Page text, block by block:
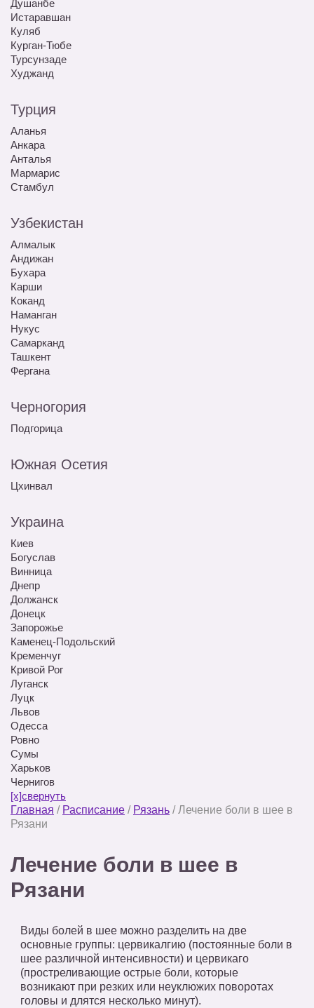
Душанбе
Истаравшан
Куляб
Курган-Тюбе
Турсунзаде
Худжанд
Турция
Аланья
Анкара
Анталья
Мармарис
Стамбул
Узбекистан
Алмалык
Андижан
Бухара
Карши
Коканд
Наманган
Нукус
Самарканд
Ташкент
Фергана
Черногория
Подгорица
Южная Осетия
Цхинвал
Украина
Киев
Богуслав
Винница
Днепр
Должанск
Донецк
Запорожье
Каменец-Подольский
Кременчуг
Кривой Рог
Луганск
Луцк
Львов
Одесса
Ровно
Сумы
Харьков
Чернигов
[x]свернуть
Главная / Расписание / Рязань / Лечение боли в шее в
Рязани
Лечение боли в шее в
Рязани
Виды болей в шее можно разделить на две
основные группы: цервикалгию (постоянные боли в
шее различной интенсивности) и цервикаго
(простреливающие острые боли, которые
возникают при резких или неуклюжих поворотах
головы и длятся несколько минут).